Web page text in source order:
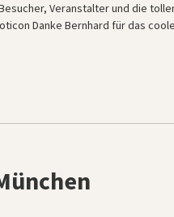
Veranstalter und die
Danke Bernhard für das